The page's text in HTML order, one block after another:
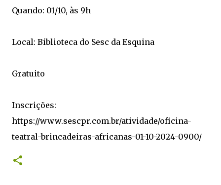
Quando: 01/10, às 9h
Local: Biblioteca do Sesc da Esquina
Gratuito
Inscrições:
https://www.sescpr.com.br/atividade/oficina-
teatral-brincadeiras-africanas-01-10-2024-0900/